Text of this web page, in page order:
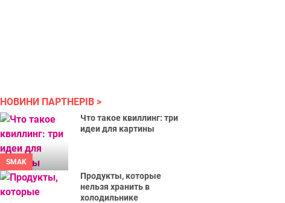
НОВИНИ ПАРТНЕРІВ
SMAK
Что такое квиллинг: три
идеи для картины
Продукты, которые
нельзя хранить в
холодильнике